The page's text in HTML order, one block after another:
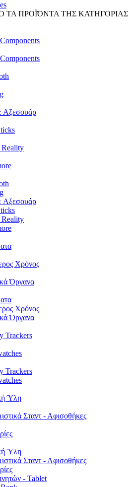
ΤΑ ΠΡΟΪΌΝΤΑ ΤΗΣ ΚΑΤΗΓΟΡΙΑΣ
Αξεσουάρ
Αξεσουάρ
Χρόνος
Όργανα
Χρόνος
Όργανα
Trackers
Trackers
Ύλη
Σταντ - Αφισοθήκες
Ύλη
Σταντ - Αφισοθήκες
- Tablet